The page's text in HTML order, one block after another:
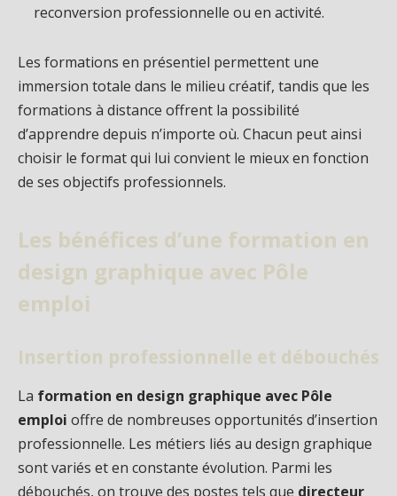
reconversion professionnelle ou en activité.
Les formations en présentiel permettent une
immersion totale dans le milieu créatif, tandis que les
formations à distance offrent la possibilité
d’apprendre depuis n’importe où. Chacun peut ainsi
choisir le format qui lui convient le mieux en fonction
de ses objectifs professionnels.
Les bénéfices d’une formation en
design graphique avec Pôle
emploi
Insertion professionnelle et débouchés
La formation en design graphique avec Pôle
emploi offre de nombreuses opportunités d’insertion
professionnelle. Les métiers liés au design graphique
sont variés et en constante évolution. Parmi les
débouchés, on trouve des postes tels que directeur